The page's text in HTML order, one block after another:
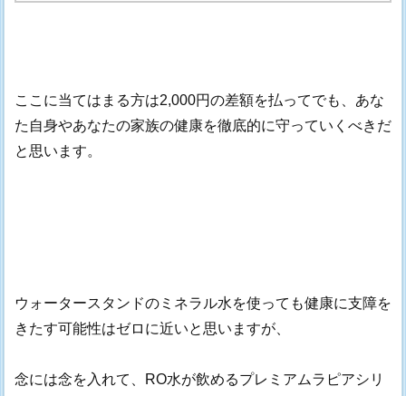
ここに当てはまる方は2,000円の差額を払ってでも、あな
た自身やあなたの家族の健康を徹底的に守っていくべきだ
と思います。
ウォータースタンドのミネラル水を使っても健康に支障を
きたす可能性はゼロに近いと思いますが、
念には念を入れて、RO水が飲めるプレミアムラピアシリ